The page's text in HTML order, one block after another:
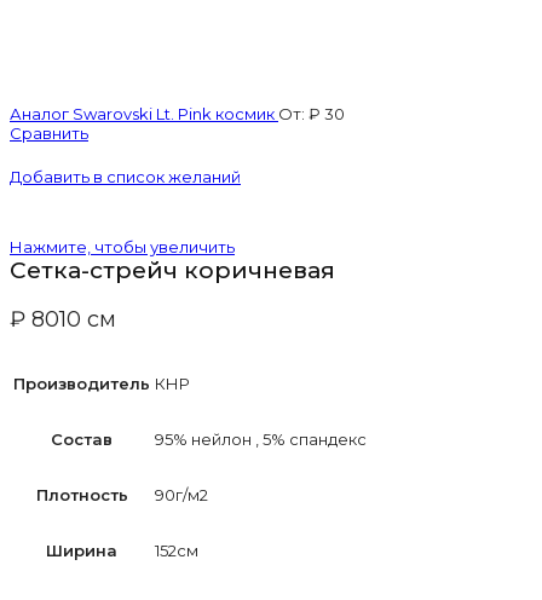
Аналог Swarovski Lt. Pink космик От: ₽ 30
Сравнить
Добавить в список желаний
Нажмите, чтобы увеличить
Сетка-стрейч коричневая
₽ 8010 см
Производитель КНР
Состав 95% нейлон 5% спандекс
Плотность 90г/м2
Ширина 152см